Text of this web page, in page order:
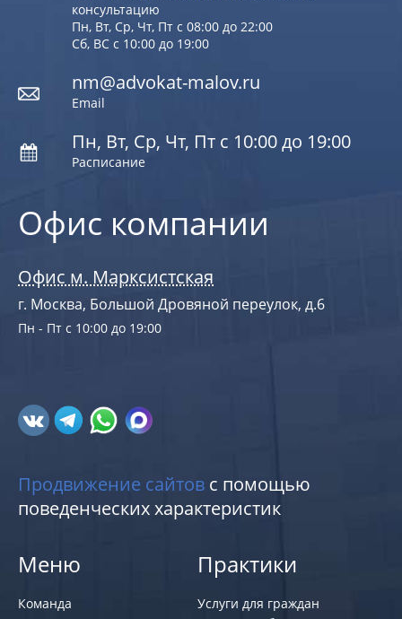
Офис компании
Офис м. Марксистская
г. Москва, Большой Дровяной переулок, д.6
Пн - Пт с 10:00 до 19:00
консультацию
Пн, Вт, Ср, Чт, Пт с 08:00 до 22:00
Сб, ВС с 10:00 до 19:00
nm@advokat-malov.ru
Email
Пн, Вт, Ср, Чт, Пт с 10:00 до 19:00
Расписание
Продвижение сайтов с помощью
поведенческих характеристик
Меню
Команда
Практики
Услуги для граждан